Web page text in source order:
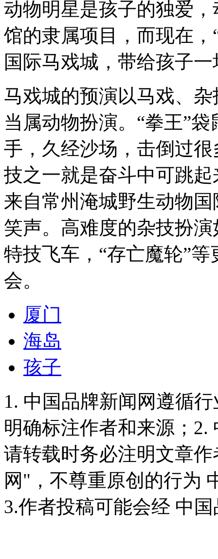
动物明星是孩子的独爱
馆的隶属项目，而现在
国际马戏城，带给孩子
马戏城的预演以马戏、
当属动物扮演。“拳王”
手，久经沙场，击倒过
技之一就是奋斗中可跳起
来自常州淹城野生动物
笑声。高难度的杂技扮演
特技飞车，“存亡魔轮”
会。
厦门
海岛
孩子
1. 中国品牌新闻网遵循
明确标注作者和来源；
请转载时务必注明文章
网"，不尊重原创的行为
3.作者投稿可能会经 中